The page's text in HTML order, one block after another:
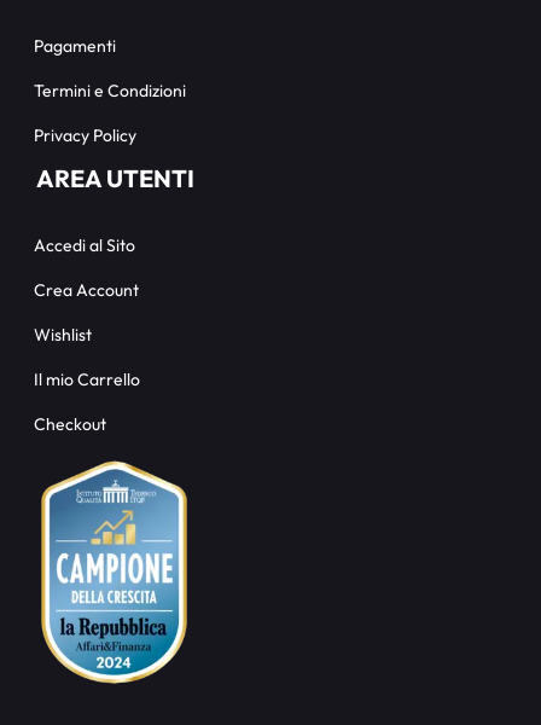
Pagamenti
Termini e Condizioni
Privacy Policy
AREA UTENTI
Accedi al Sito
Crea Account
Wishlist
Il mio Carrello
Checkout